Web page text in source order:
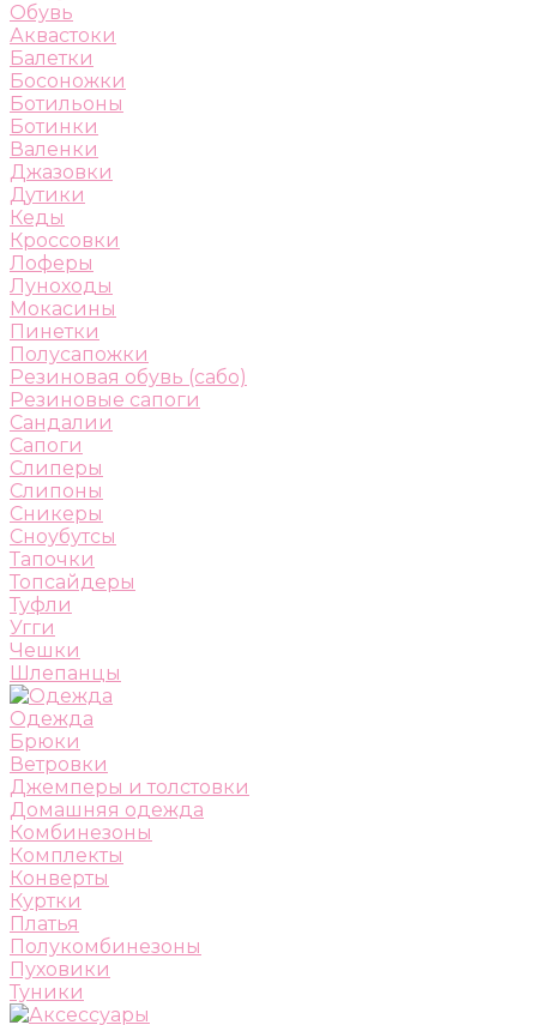
Обувь
Аквастоки
Балетки
Босоножки
Ботильоны
Ботинки
Валенки
Джазовки
Дутики
Кеды
Кроссовки
Лоферы
Луноходы
Мокасины
Пинетки
Полусапожки
Резиновая обувь (сабо)
Резиновые сапоги
Сандалии
Сапоги
Слиперы
Слипоны
Сникеры
Сноубутсы
Тапочки
Топсайдеры
Туфли
Угги
Чешки
Шлепанцы
Одежда
Брюки
Ветровки
Джемперы и толстовки
Домашняя одежда
Комбинезоны
Комплекты
Конверты
Куртки
Платья
Полукомбинезоны
Пуховики
Туники